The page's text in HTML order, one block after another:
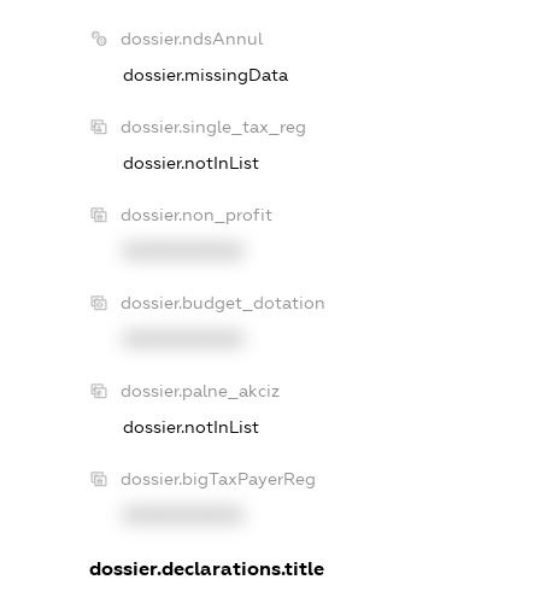
dossier.ndsAnnul
dossier.missingData
dossier.single_tax_reg
dossier.notInList
dossier.non_profit
dossier.budget_dotation
dossier.palne_akciz
dossier.notInList
dossier.bigTaxPayerReg
dossier.declarations.title